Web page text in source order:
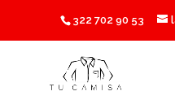
322 702 90 53